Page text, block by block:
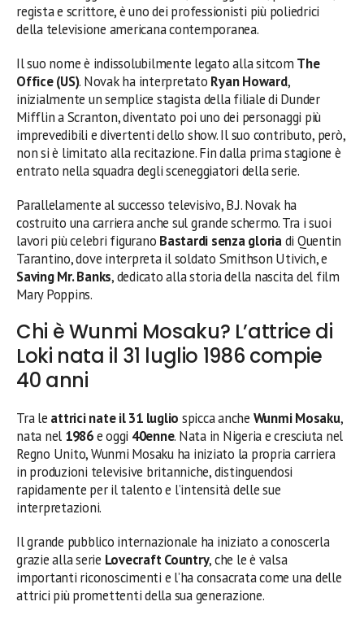
regista e scrittore, è uno dei professionisti più poliedrici
della televisione americana contemporanea.
Il suo nome è indissolubilmente legato alla sitcom The
Office (US). Novak ha interpretato Ryan Howard,
inizialmente un semplice stagista della filiale di Dunder
Mifflin a Scranton, diventato poi uno dei personaggi più
imprevedibili e divertenti dello show. Il suo contributo, però,
non si è limitato alla recitazione. Fin dalla prima stagione è
entrato nella squadra degli sceneggiatori della serie.
Parallelamente al successo televisivo, B.J. Novak ha
costruito una carriera anche sul grande schermo. Tra i suoi
lavori più celebri figurano Bastardi senza gloriadi Quentin
Tarantino, dove interpreta il soldato Smithson Utivich, e
Saving Mr. Banks, dedicato alla storia della nascita del film
Mary Poppins.
Chi è Wunmi Mosaku? L’attrice di
Loki nata il 31 luglio 1986 compie
40 anni
Tra le attrici nate il 31 luglio spicca anche Wunmi Mosaku,
nata nel 1986e oggi 40enne. Nata in Nigeria e cresciuta nel
Regno Unito, Wunmi Mosaku ha iniziato la propria carriera
in produzioni televisive britanniche, distinguendosi
rapidamente per il talento e l’intensità delle sue
interpretazioni.
Il grande pubblico internazionale ha iniziato a conoscerla
grazie alla serie Lovecraft Country, che le è valsa
importanti riconoscimenti e l’ha consacrata come una delle
attrici più promettenti della sua generazione.